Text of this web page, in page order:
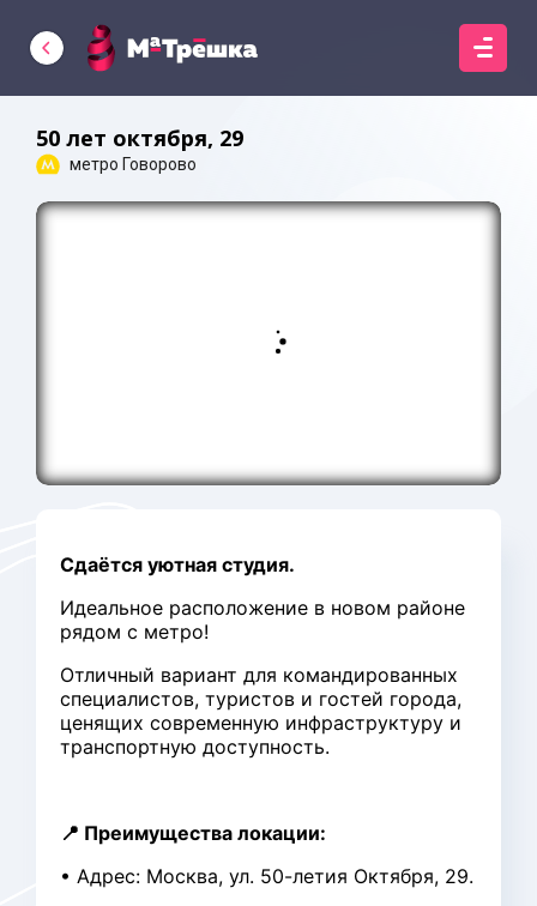
50 лет октября, 29
метро Говорово
Сдаётся уютная студия.
Идеальное расположение в новом районе
рядом с метро!
Отличный вариант для командированных
специалистов, туристов и гостей города,
ценящих современную инфраструктуру и
транспортную доступность.
📍 Преимущества локации:
• Адрес: Москва, ул. 50-летия Октября, 29.